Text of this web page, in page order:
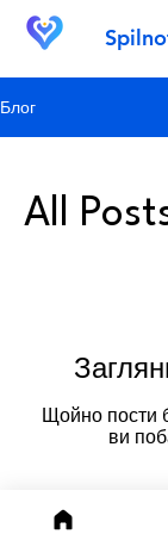
Блог
All
Щойно пости
ви
Spilnota.online